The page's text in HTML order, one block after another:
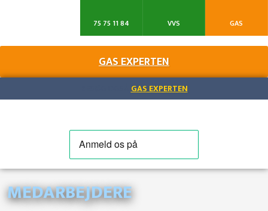
75 75 11 84 VVS GAS
GAS EXPERTEN​
BESØG OGSÅGAS EXPERTEN
MEDARBEJDERE​